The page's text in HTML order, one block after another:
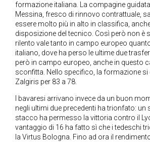
formazione italiana. La compagine
Messina, fresco di rinnovo contrattuale,
essere molto più in alto in classifica,
disposizione del tecnico. Così però non è
rilento vale tanto in campo europeo
italiano, dove ha perso le ultime due
però in campo europeo, anche in questo
sconfitta. Nello specifico, la formazione
Zalgiris per 83 a 78.
I bavaresi arrivano invece da un buon
negli ultimi due precedenti ha trionfato: un
stacco ha permesso la vittoria contro il
vantaggio di 16 ha fatto sì che i tedeschi
la Virtus Bologna. Fino ad ora il